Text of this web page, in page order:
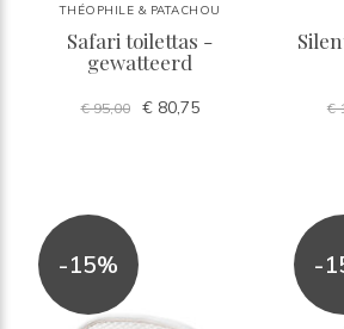
THÉOPHILE & PATACHOU
Safari toilettas -
gewatteerd
€ 95,00 € 80,75 €
-15% -